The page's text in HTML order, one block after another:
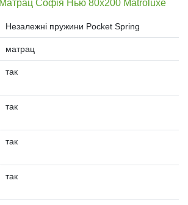
Матрац Софія Нью 80x200 Matroluxe
Незалежні пружини Pocket Spring
матрац
так
так
так
так